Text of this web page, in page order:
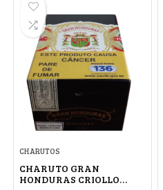
CHARUTOS
CHARUTO GRAN
HONDURAS CRIOLLO